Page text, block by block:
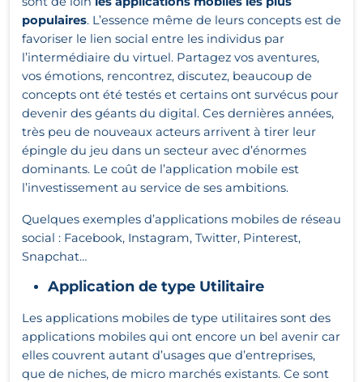
populaires. L’essence même de leurs concepts est de
favoriser le lien social entre les individus par
l’intermédiaire du virtuel. Partagez vos aventures,
vos émotions, rencontrez, discutez, beaucoup de
concepts ont été testés et certains ont survécus pour
devenir des géants du digital. Ces dernières années,
très peu de nouveaux acteurs arrivent à tirer leur
épingle du jeu dans un secteur avec d’énormes
dominants. Le coût de l’application mobile est
l’investissement au service de ses ambitions.
Quelques exemples d’applications mobiles de réseau
social : Facebook, Instagram, Twitter, Pinterest,
Snapchat…
Application de type Utilitaire
Les applications mobiles de type utilitaires sont des
applications mobiles qui ont encore un bel avenir car
elles couvrent autant d’usages que d’entreprises,
que de niches, de micro marchés existants. Ce sont